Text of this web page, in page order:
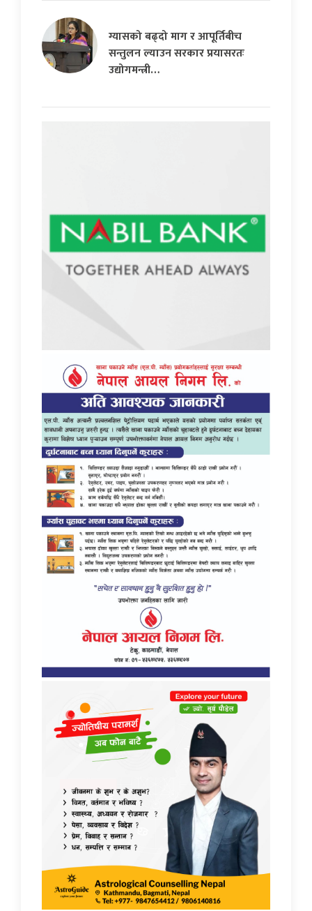
ग्यासको बढ्दो माग र आपूर्तिबीच
सन्तुलन ल्याउन सरकार प्रयासरतः
उद्योगमन्त्री…